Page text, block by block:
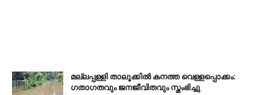
മല്ലപ്പള്ളി താലൂക്കിൽ കനത്ത വെള്ളപ്പൊക്കം:
ഗതാഗതവും ജനജീവിതവും സ്തംഭിച്ചു